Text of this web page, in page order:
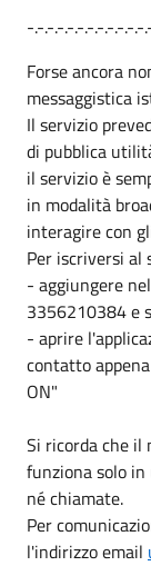
-.-.-.-.-.-.-.-.-.-.-.-
Forse ancora
messaggistica
Il servizio
di pubblica
il servizio è
in modalità
interagire con
Per iscriversi al
- aggiungere
3356210384 e
- aprire
contatto
ON"
Si ricorda che il
funziona solo
né chiamate.
Per
l'indirizzo email